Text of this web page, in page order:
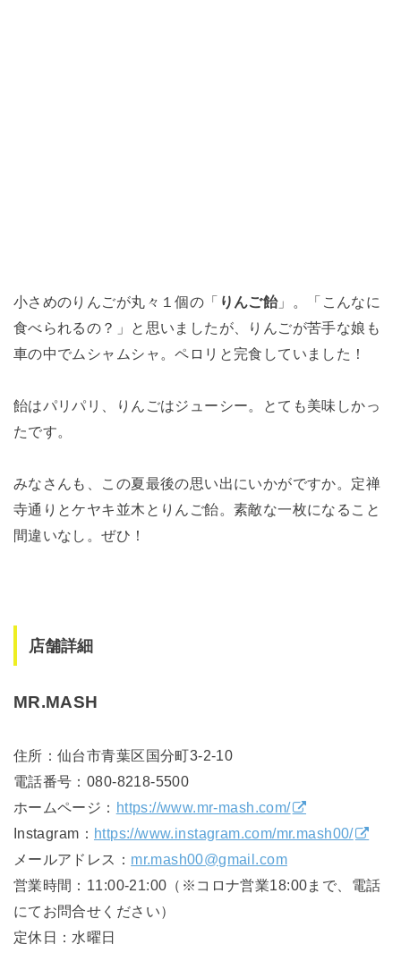
小さめのりんごが丸々１個の「 りんご飴」。「こんなに
食べられるの？」と思いましたが、りんごが苦手な娘も
車の中でムシャムシャ。ペロリと完食していました！
飴はパリパリ、りんごはジューシー。とても美味しかっ
たです。
みなさんも、この夏最後の思い出にいかがですか。定禅
寺通りとケヤキ並木とりんご飴。素敵な一枚になること
間違いなし。ぜひ！
店舗詳細
MR.MASH
住所：仙台市青葉区国分町3-2-10
電話番号：080-8218-5500
ホームページ： https://www.mr-mash.com/
Instagram： https://www.instagram.com/mr.mash00/
メールアドレス： mr.mash00@gmail.com
営業時間：11:00-21:00（※コロナ営業18:00まで、電話
にてお問合せください）
定休日：水曜日